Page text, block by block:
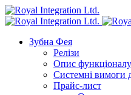
Зубна Фея
Релізи
Опис функціоналу
Системні вимоги
Прайс-лист